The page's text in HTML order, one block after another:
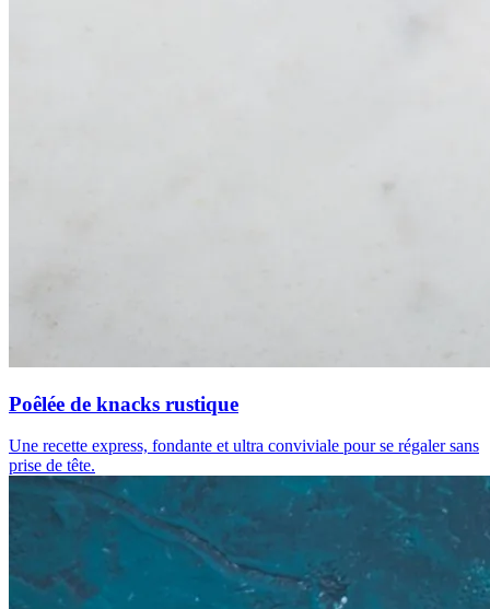
Poêlée de knacks rustique
Une recette express, fondante et ultra conviviale pour se régaler sans
prise de tête.